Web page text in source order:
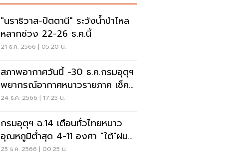
"นราธิวาส-ปัตตานี" ระวังน้ำป่าไหล
หลากช่วง 22-26 ธ.ค.นี้
21 ธ.ค. 2566 | 05:20 น.
สภาพอากาศวันนี้ -30 ธ.ค.กรมอุตุฯ
พยากรณ์อากาศหนาวรายภาค เช็ค
อุณหภูมิที่นี่
24 ธ.ค. 2566 | 17:25 น.
กรมอุตุฯ ฉ.14 เตือนทั่วไทยหนาว
อุณหภูมิต่ำสุด 4-11 องศา "ใต้"ฝน
ตกหนัก
25 ธ.ค. 2566 | 00:25 น.